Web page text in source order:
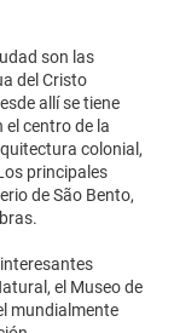
son las
del Cristo
allí se tiene
centro de la
colonial,
principales
de São Bento,
el Museo de
mundialmente